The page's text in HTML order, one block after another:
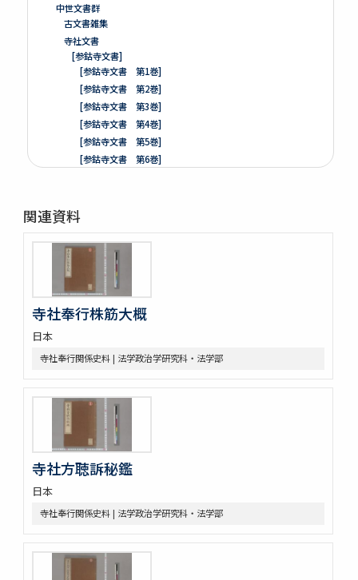
中世文書群
古文書雑集
寺社文書
[参鈷寺文書]
[参鈷寺文書 第1巻]
[参鈷寺文書 第2巻]
[参鈷寺文書 第3巻]
[参鈷寺文書 第4巻]
[参鈷寺文書 第5巻]
[参鈷寺文書 第6巻]
[城東寺文書]
綸旨五通[城東寺文書 第1巻]
[城東寺文書 第2巻]
高野山寶光院文書
[中世沽券状など貼り交ぜ]
[樺山家文書]
[樺山家文書 第2巻]
[樺山家文書 第3巻]
[樺山家文書 第4巻]
九条公爵家旧蔵古典籍
令義解
園太暦
元長卿記
令集解[甲:2:1147]
康富記
古代中世法制史料
関連資料
寺社奉行株筋大概
日本
寺社奉行関係史料 | 法学政治学研究科・法学部
寺社方聴訴秘鑑
日本
寺社奉行関係史料 | 法学政治学研究科・法学部